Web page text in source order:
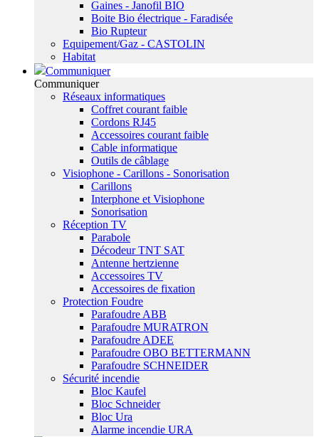
Gaines - Janofil BIO
Boite Bio électrique - Faradisée
Bio Rupteur
Equipement/Gaz - CASTOLIN
Habitat
Communiquer
Communiquer
Réseaux informatiques
Coffret courant faible
Cordons RJ45
Accessoires courant faible
Cable informatique
Outils de câblage
Visiophone - Carillons - Sonorisation
Carillons
Interphone et Visiophone
Sonorisation
Réception TV
Parabole
Décodeur TNT SAT
Antenne hertzienne
Accessoires TV
Accessoires de fixation
Protection Foudre
Parafoudre ABB
Parafoudre MURATRON
Parafoudre ADEE
Parafoudre OBO BETTERMANN
Parafoudre SCHNEIDER
Sécurité incendie
Bloc Kaufel
Bloc Schneider
Bloc Ura
Alarme incendie URA